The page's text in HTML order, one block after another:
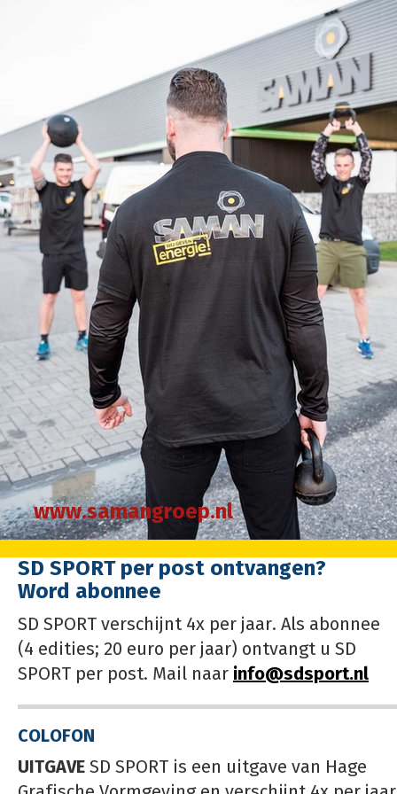
SD SPORT per post ontvangen?
Word abonnee
SD SPORT verschijnt 4x per jaar. Als abonnee
(4 edities; 20 euro per jaar) ontvangt u SD
SPORT per post. Mail naar info@sdsport.nl
COLOFON
UITGAVE SD SPORT is een uitgave van Hage
www.samangroep.nl